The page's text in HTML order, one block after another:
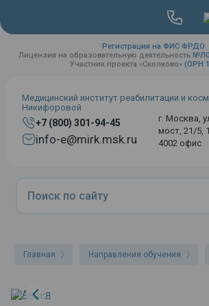
Регистрация на ФИС ФРДО
Лицензия на образовательную деятельность
Участник проекта «Сколково» (ОРН
Медицинский институт реабилитации и
Никифоровой
+7 (800) 301-94-45
info-e@mirk.msk.ru
г. Москва,
мост, 21/5,
4002 офис
Главная Направления обучения